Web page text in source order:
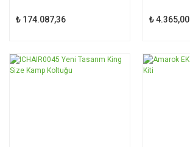
₺ 174.087,36 ₺ 4.365,00